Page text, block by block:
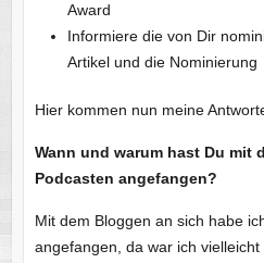
Award
Informiere die von Dir
Artikel und die Nominierung
Hier kommen nun meine
Wann und warum hast Du mit
Podcasten angefangen?
Mit dem Bloggen an sich habe
angefangen, da war ich